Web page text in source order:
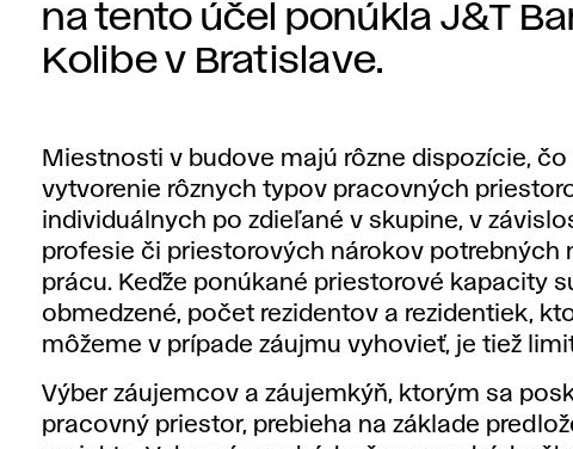
na tento účel ponúkla J&T
Kolibe v Bratislave.
Miestnosti v budove majú rôzne dispozície, čo
vytvorenie rôznych typov pracovných
individuálnych po zdieľané v skupine, v
profesie či priestorových nárokov potrebných
prácu. Keďže ponúkané priestorové kapacity
obmedzené, počet rezidentov a rezidentiek,
môžeme v prípade záujmu vyhovieť, je tiež
Výber záujemcov a záujemkýň, ktorým sa
pracovný priestor, prebieha na základe